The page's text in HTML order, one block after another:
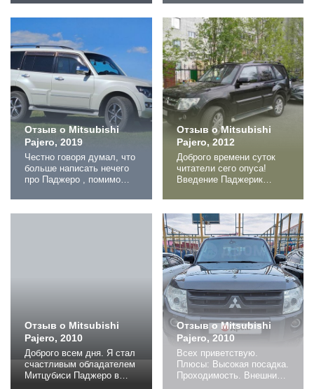
09.07.2021 стал
обладателем не нового,
но вполне себе бодрого
Паджерика. Покупка была
скорее эмоциональной,
чем вызванной
необходимостью.
Вводные: нужен был
вместительный сарай во
главу угла которого...
Пробег 23 000 км. на
момент приобретения.
Состояние
соответствовало. При
покупке нашли две
детали крашеные, без
шпаклевки. Ничего нового
не скажу могу только
подтвердить ранее
написанные...
Отзыв о Mitsubishi
Pajero, 2019
Честно говоря думал, что
больше написать нечего
про Паджеро , помимо
11 лет назад и что
прочитано 400 тысяч раз.
Отзыв о Mitsubishi
Pajero, 2012
Доброго времени суток
читатели сего опуса!
Введение Паджерик
части на эмоциях, сделан
глубокий вдох и выдох и,
видимо, настало время
поделиться своими
впечатлениями от
владения данного
автомобиля. Возможно
кому то это поможет
определиться с выбором,
опираясь на данный...
Отзыв о Mitsubishi
Pajero, 2010
Доброго всем дня. Я стал
счастливым обладателем
Митцубиси Паджеро в
Отзыв о Mitsubishi
Pajero, 2010
Всех приветствую.
Плюсы: Высокая посадка.
Проходимость. Внешний